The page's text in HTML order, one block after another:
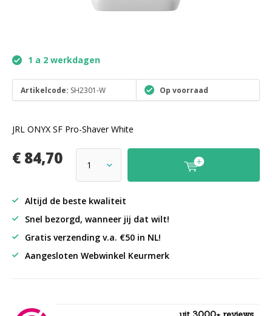
1 a 2 werkdagen
Artikelcode: SH2301-W Op voorraad
JRL ONYX SF Pro-Shaver White
€ 84,70
Altijd de beste kwaliteit
Snel bezorgd, wanneer jij dat wilt!
Gratis verzending v.a. €50 in NL!
Aangesloten Webwinkel Keurmerk